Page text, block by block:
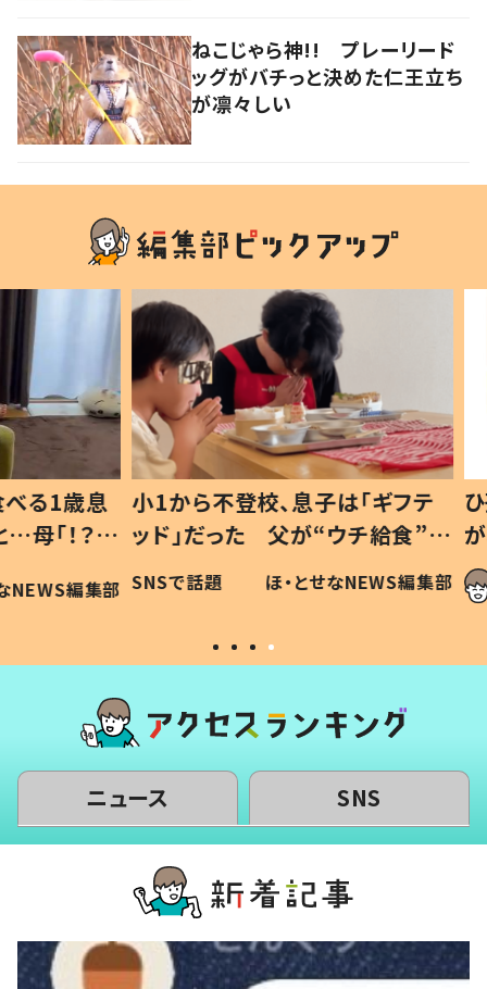
ねこじゃら神!! プレーリード
ッグがバチっと決めた仁王立ち
が凛々しい
歳息
？」
編集部
小1から不登校、息子は「ギフテ
ッド」だった 父が“ウチ給食”を
作り続ける理由とは #令和の親
#令和の子
SNSで話題 ほ・とせなNEWS編集部
ひ孫
が、
「涙が
い」
ニュース SNS